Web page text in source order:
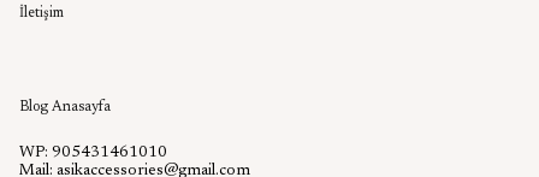
İletişim
Blog Anasayfa
WP: 905431461010
Mail: asikaccessories@gmail.com